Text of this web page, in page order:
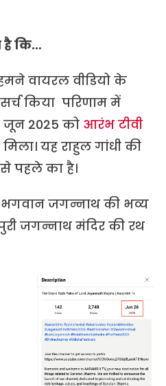
है कि…
वायरल वीडियो के
किया परिणाम में
जून 2025 को आरंभ टीवी
यह राहुल गांधी की
से पहले का है।
“भगवान जगन्नाथ की भव्य
जगन्नाथ मंदिर की रथ